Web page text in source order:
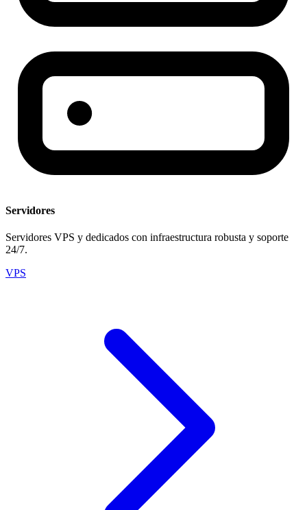
Servidores
Servidores VPS y dedicados con infraestructura robusta y soporte
24/7.
VPS